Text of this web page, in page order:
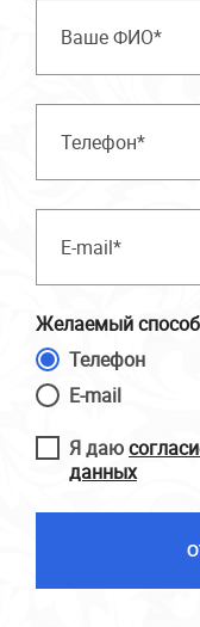
Желаемый
Телефон
E-mail
Я даю
данных